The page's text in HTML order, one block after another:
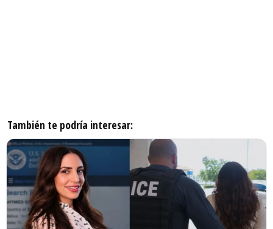
También te podría interesar: